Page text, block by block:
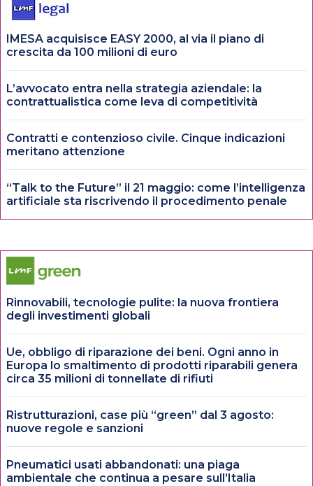
IMESA acquisisce EASY 2000, al via il piano di
crescita da 100 milioni di euro
L’avvocato entra nella strategia aziendale: la
contrattualistica come leva di competitività
Contratti e contenzioso civile. Cinque indicazioni
meritano attenzione
“Talk to the Future” il 21 maggio: come l’intelligenza
artificiale sta riscrivendo il procedimento penale
Rinnovabili, tecnologie pulite: la nuova frontiera
degli investimenti globali
Ue, obbligo di riparazione dei beni. Ogni anno in
Europa lo smaltimento di prodotti riparabili genera
circa 35 milioni di tonnellate di rifiuti
Ristrutturazioni, case più “green” dal 3 agosto:
nuove regole e sanzioni
Pneumatici usati abbandonati: una piaga
ambientale che continua a pesare sull’Italia